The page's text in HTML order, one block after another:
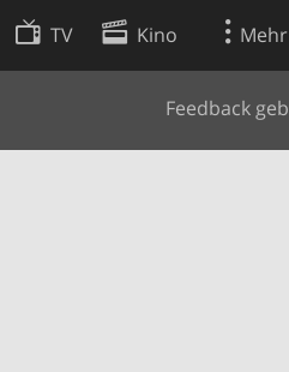
TV Kino Mehr
Feedback